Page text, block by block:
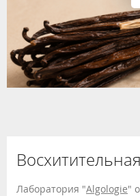
Лаборатория "Algologie"